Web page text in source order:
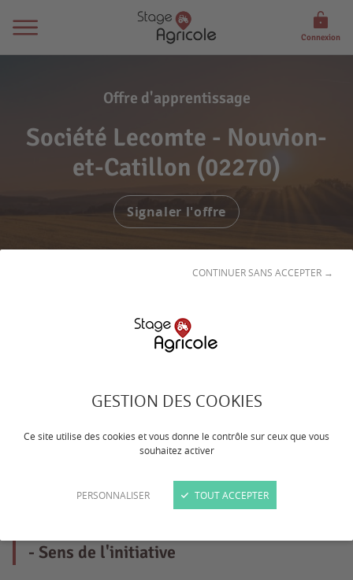
GESTION DES COOKIES
Ce site utilise des cookies et vous donne le contrôle sur ceux que vous
souhaitez activer
PERSONNALISER
CONTINUER SANS ACCEPTER →
TOUT ACCEPTER
Connexion
Offre d'apprentissage
Société Lecomte - Nouvion-
et-Catillon (02270)
Signaler l'offre
son apprenti pour la rentrée de
(céréales, betteraves, légumes, pommes
(injection) - Photovoltaïque Profil
- Sens de l'initiative